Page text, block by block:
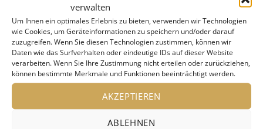
verwalten
Um Ihnen ein optimales Erlebnis zu bieten, verwenden wir Technologien
wie Cookies, um Geräteinformationen zu speichern und/oder darauf
zuzugreifen. Wenn Sie diesen Technologien zustimmen, können wir
Daten wie das Surfverhalten oder eindeutige IDs auf dieser Website
verarbeiten. Wenn Sie Ihre Zustimmung nicht erteilen oder zurückziehen,
können bestimmte Merkmale und Funktionen beeinträchtigt werden.
AKZEPTIEREN
ABLEHNEN
Jugendfilmpreis, das sich an Filmemacher bis 22
Jahre richtet, parallel zur Filmschau statt.